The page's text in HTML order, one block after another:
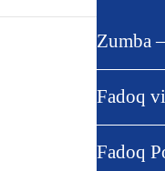
Zumba
Fadoq
Fadoq